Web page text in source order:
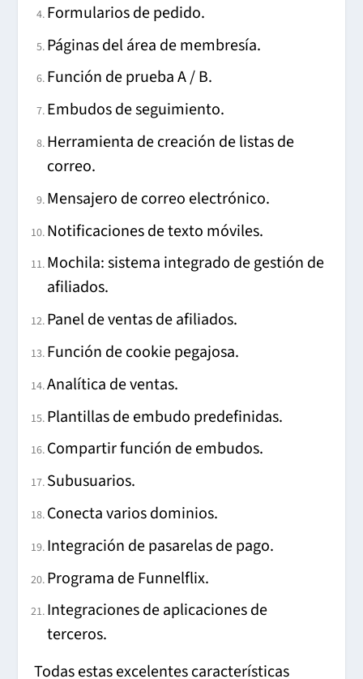
Formularios de pedido.
Páginas del área de membresía.
Función de prueba A / B.
Embudos de seguimiento.
Herramienta de creación de listas de
correo.
Mensajero de correo electrónico.
Notificaciones de texto móviles.
Mochila: sistema integrado de gestión de
afiliados.
Panel de ventas de afiliados.
Función de cookie pegajosa.
Analítica de ventas.
Plantillas de embudo predefinidas.
Compartir función de embudos.
Subusuarios.
Conecta varios dominios.
Integración de pasarelas de pago.
Programa de Funnelflix.
Integraciones de aplicaciones de
terceros.
Todas estas excelentes características